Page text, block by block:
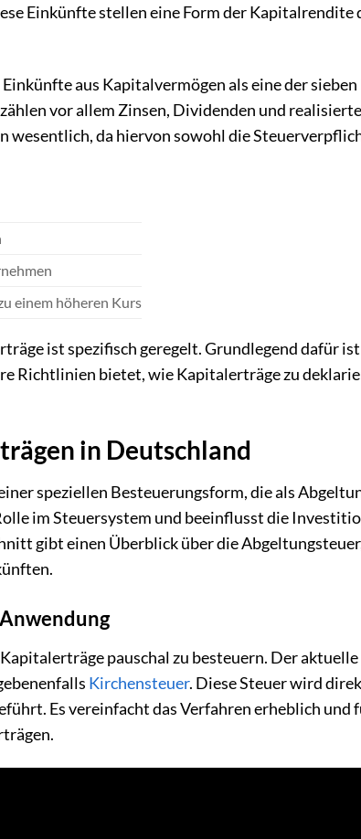
Einkünfte stellen eine Form der Kapitalrendite
aus Kapitalvermögen als eine der
vor allem Zinsen, Dividenden und
wesentlich, da hiervon sowohl die
einem höheren Kurs
ist spezifisch geregelt. Grundlegend dafür
Richtlinien bietet, wie Kapitalerträge zu
in Deutschland
speziellen Besteuerungsform, die als
im Steuersystem und beeinflusst die
gibt einen Überblick über die
pauschal zu besteuern. Der aktuelle
Kirchensteuer. Diese Steuer wird
Es vereinfacht das Verfahren erheblich und